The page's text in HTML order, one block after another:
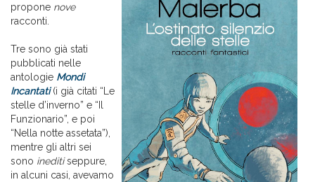
propone nove
racconti.
Tre sono già stati
pubblicati nelle
antologie Mondi
Incantati(i già citati “Le
stelle d’inverno” e “Il
Funzionario”, e poi
“Nella notte assetata”),
mentre gli altri sei
sono ineditiseppure,
in alcuni casi, avevamo